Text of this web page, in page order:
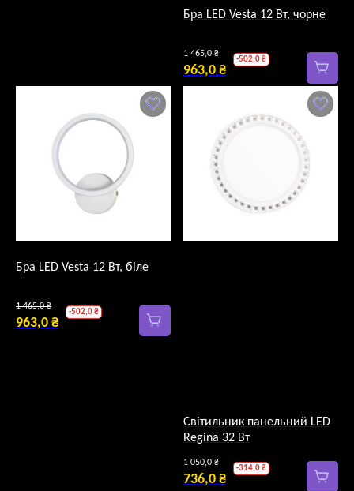
Бра LED Vesta 12 Вт, чорне
1 465,0₴Оригінальна
ціна:
1
963,0 ₴
Поточна
963,0 ₴.
-502,0₴
Бра LED Vesta 12 Вт, біле
1 465,0₴Оригінальна
ціна:
963,0 ₴
-502,0₴
Світильник панельний LED
Regina 32 Вт
1 050,0₴Оригінальна
ціна:
736,0 ₴
-314,0₴